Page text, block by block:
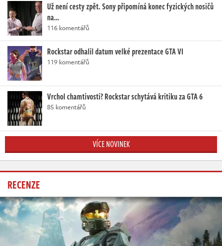
Už není cesty zpět. Sony připomíná konec fyzických nosičů
na…
116 komentářů
Rockstar odhalil datum velké prezentace GTA VI
119 komentářů
Vrchol chamtivosti? Rockstar schytává kritiku za GTA 6
85 komentářů
VÍCE NOVINEK
RECENZE